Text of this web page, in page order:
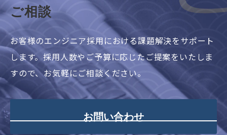
ご相談
お客様のエンジニア採用における課題解決をサポート
します。採用人数やご予算に応じたご提案をいたしま
すので、お気軽にご相談ください。
お問い合わせ